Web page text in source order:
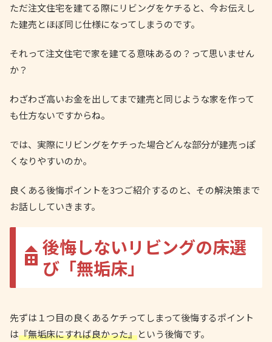
ただ注文住宅を建てる際にリビングをケチると、今お伝えし
た建売とほぼ同じ仕様になってしまうのです。
それって注文住宅で家を建てる意味あるの？って思いません
か？
わざわざ高いお金を出してまで建売と同じような家を作って
も仕方ないですからね。
では、実際にリビングをケチった場合どんな部分が建売っぽ
くなりやすいのか。
良くある後悔ポイントを3つご紹介するのと、その解決策まで
お話ししていきます。
後悔しないリビングの床選
び「無垢床」
先ずは１つ目の良くあるケチってしまって後悔するポイント
は『無垢床にすれば良かった』という後悔です。